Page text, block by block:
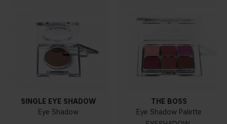
SINGLE EYE SHADOW
Eye Shadow
THE BOSS
Eye Shadow Palette